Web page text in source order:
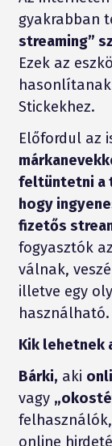
gyakrabban
streaming”
Ezek az
hasonlítanak
Stickekhez.
Előfordul az
feltüntetni a
hogy
fizetős
fogyasztók
válnak,
illetve egy
használható.
Kik lehetnek
Bárki, aki
vagy
online